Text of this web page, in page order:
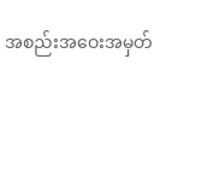
အစည်းအဝေးအမှတ်